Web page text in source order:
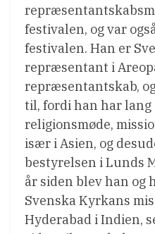
festivalen, og var
festivalen. Han er
repræsentant i
repræsentantskab,
til, fordi han har lang
religionsmøde,
især i Asien, og
bestyrelsen i Lunds
år siden blev han og
Svenska Kyrkans
Hyderabad i Indien,